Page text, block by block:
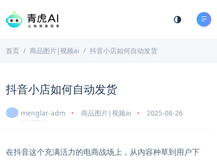
首页 商品图片|视频ai 抖音小店如何自动发货
抖音小店如何自动发货
menglar-adm 商品图片|视频ai
2025-08-26
6 分钟阅读
在抖音这个充满活力的电商战场上，从内容种草到用户下